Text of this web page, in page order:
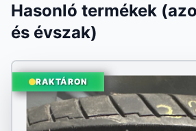
Hasonló termékek
és évszak)
RAKTÁRON